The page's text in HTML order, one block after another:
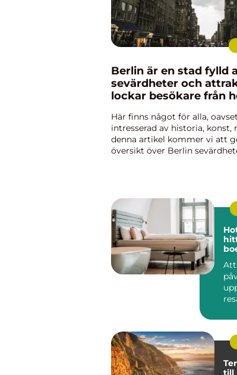
Berlin är en stad fylld
sevärdheter och
lockar besökare från
Här finns något för alla,
intresserad av historia, konst,
denna artikel kommer vi att
översikt över Berlin
Att
till